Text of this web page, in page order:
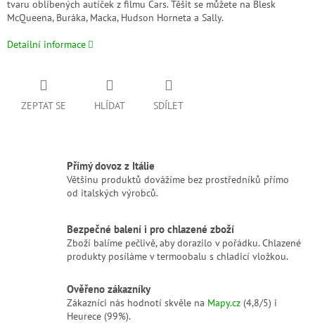
tvaru oblíbených autíček z filmu Cars. Těšit se můžete na Blesk
McQueena, Buráka, Macka, Hudson Horneta a Sally.
Detailní informace
ZEPTAT SE HLÍDAT SDÍLET
Přímý dovoz z Itálie
Většinu produktů dovážíme bez prostředníků přímo
od italských výrobců.
Bezpečné balení i pro chlazené zboží
Zboží balíme pečlivě, aby dorazilo v pořádku. Chlazené
produkty posíláme v termoobalu s chladicí vložkou.
Ověřeno zákazníky
Zákazníci nás hodnotí skvěle na Mapy.cz (4,8/5) i
Heurece (99%).